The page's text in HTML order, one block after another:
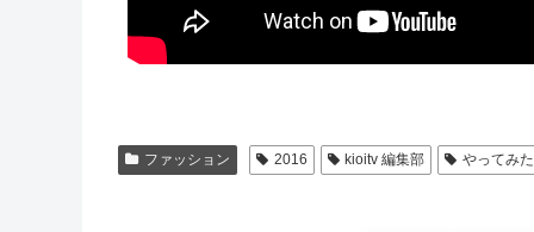
ファッション 2016 kioitv 編集部 やってみた